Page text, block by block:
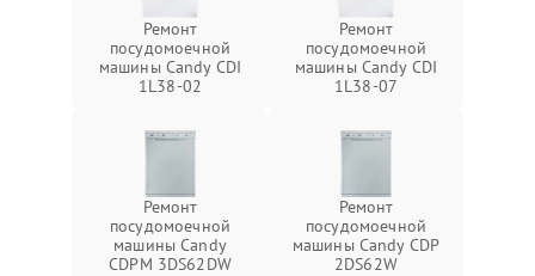
Ремонт
посудомоечной
машины Candy CDI
1L38-02
Ремонт
посудомоечной
машины Candy CDI
1L38-07
Ремонт
посудомоечной
машины Candy
CDPM 3DS62DW
Ремонт
посудомоечной
машины Candy CDP
2DS62W